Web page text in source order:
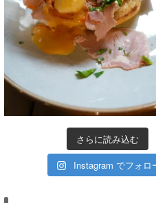
さらに読み込む
Instagram でフォロ